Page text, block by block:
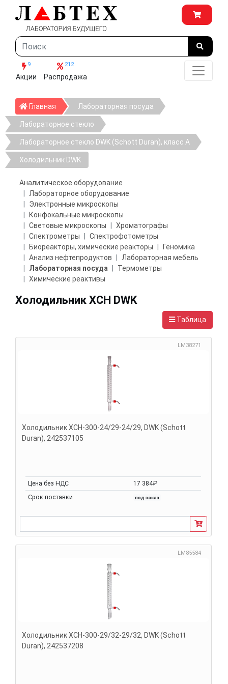
9
Акции
212
Распродажа
Главная ГлавнаяЛабораторная посуда
Лабораторное стекло
Лабораторное стекло DWK (Schott Duran), класс А
Холодильник DWK
Аналитическое оборудование
Лабораторное оборудование
Электронные микроскопы
Конфокальные микроскопы
Световые микроскопы
Хроматографы
Спектрометры
Спектрофотометры
Биореакторы, химические реакторы
Геномика
Анализ нефтепродуктов
Лабораторная мебель
Лабораторная посуда
Термометры
Химические реактивы
Холодильник ХСН DWK
Таблица
LM38271
Холодильник ХСН-300-24/29-24/29, DWK (Schott
Duran), 242537105
Цена без НДС
17 384₽
Срок поставки
под заказ
LM85584
Холодильник ХСН-300-29/32-29/32, DWK (Schott
Duran), 242537208